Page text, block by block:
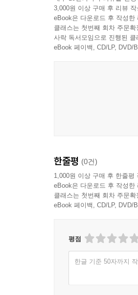
3,000원 이상 구매 후 리뷰 작
eBook은 다운로드 후 작성
클래스는 첫번째 회차 주문
사락 독서모임으로 진행된
eBook 페이백, CD/LP, DVD/
한줄평 (0건)
1,000원 이상 구매 후 한줄평
eBook은 다운로드 후 작성
클래스는 첫번째 회차 주문
eBook 페이백, CD/LP, DVD/
평점
한글 기준 50자까지